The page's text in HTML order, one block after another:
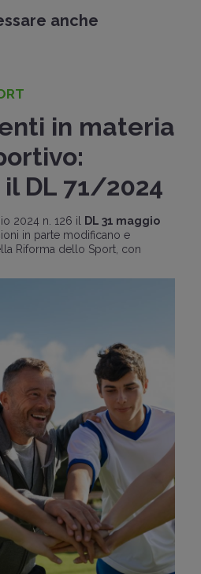
anche
in materia
DL 71/2024
2024 n. 126 il
DL 31 maggio
in parte modificano e
Riforma dello Sport, con